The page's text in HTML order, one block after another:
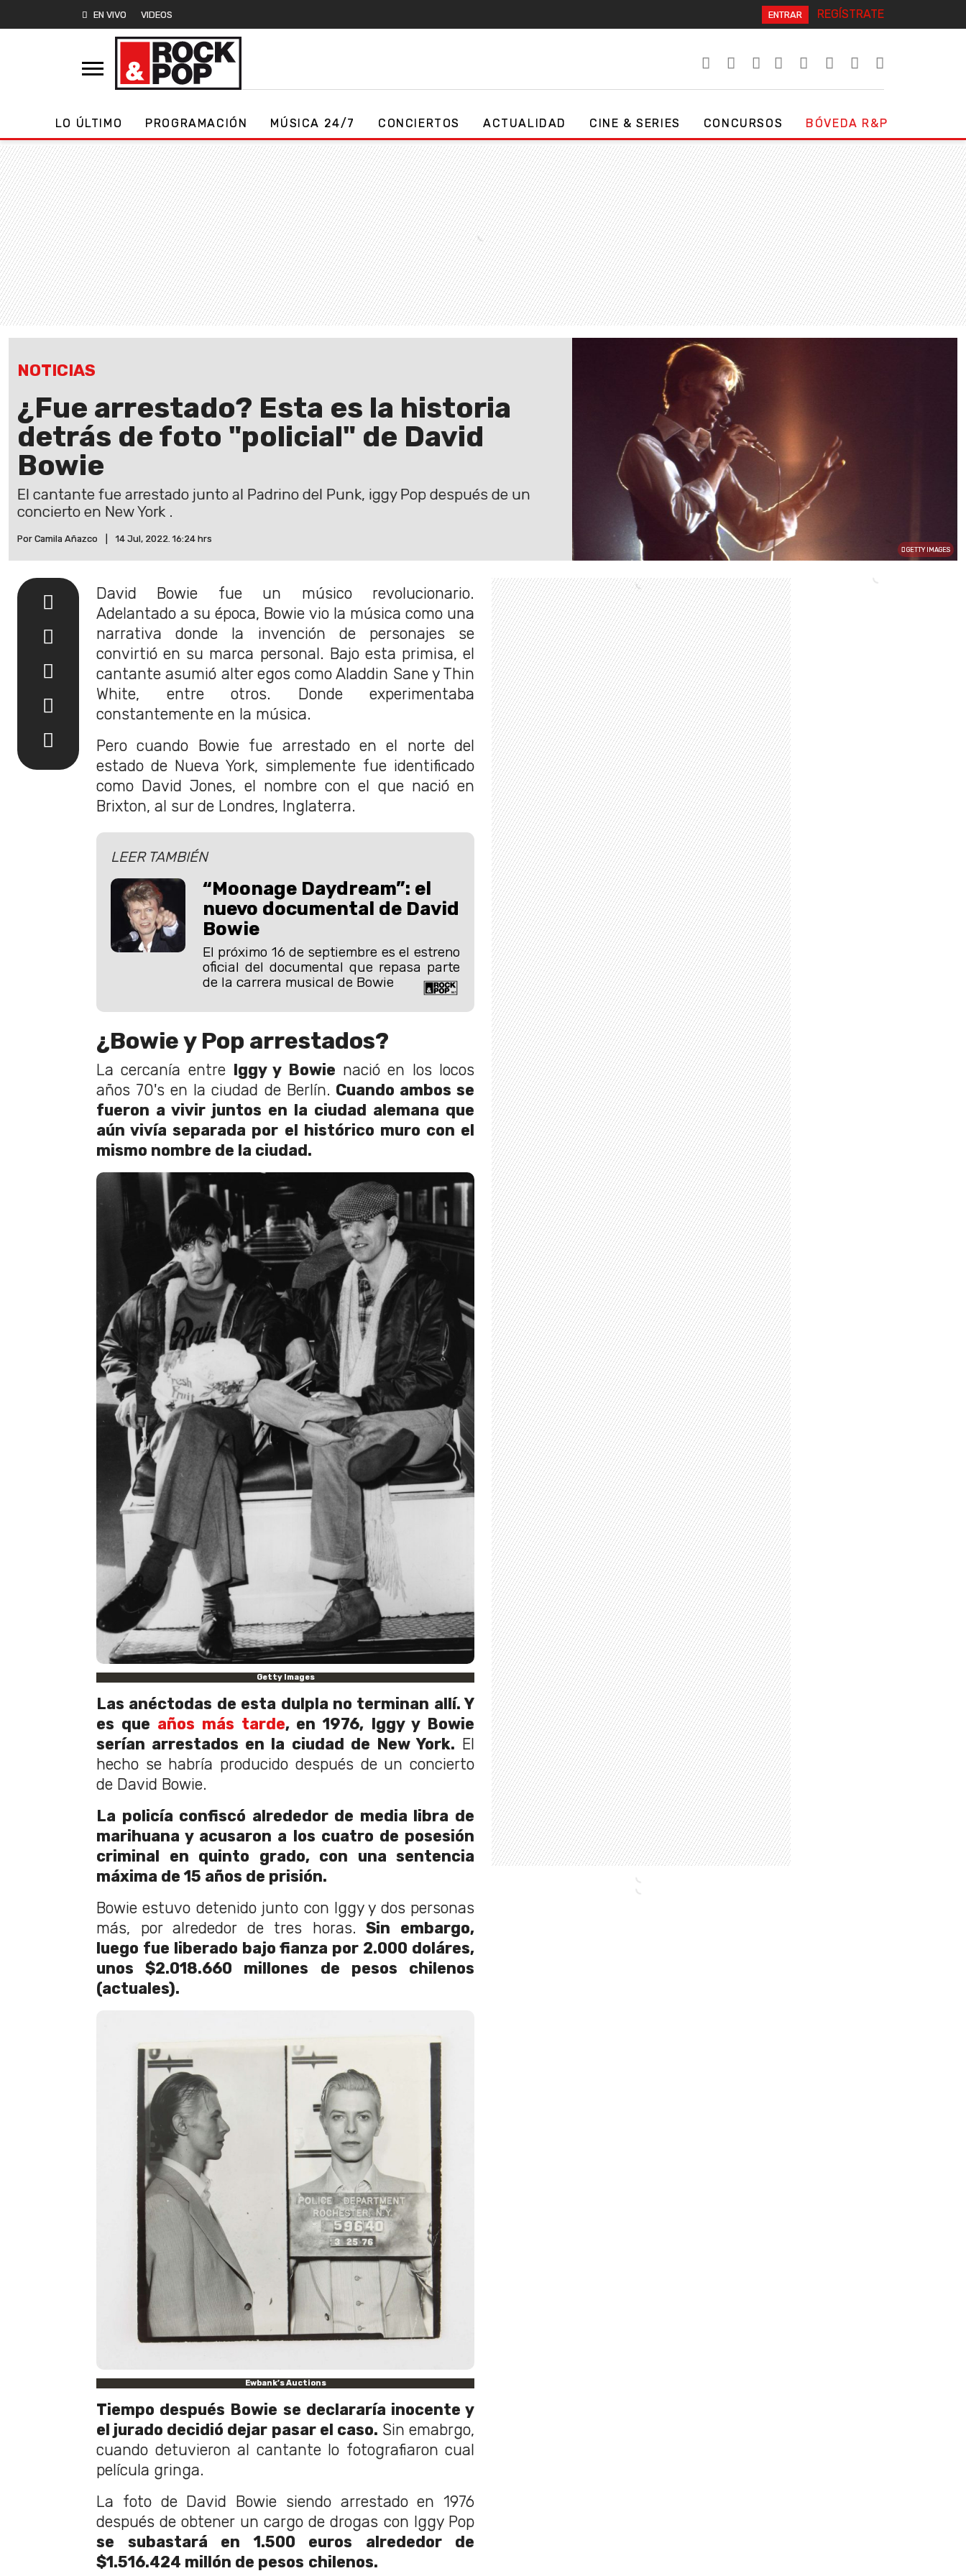
EN VIVO VIDEOS ENTRAR REGÍSTRATE
LO ÚLTIMO PROGRAMACIÓN MÚSICA 24/7 CONCIERTOS ACTUALIDAD CINE & SERIES CONCURSOS BÓVEDA R&P
NOTICIAS
¿Fue arrestado? Esta es la historia
detrás de foto "policial" de David
Bowie
El cantante fue arrestado junto al Padrino del Punk, iggy Pop después de un
concierto en New York .
Por Camila Añazco 14 Jul, 2022. 16:24 hrs
GETTY IMAGES
David Bowie fue un músico revolucionario.
Adelantado a su época, Bowie vio la música como una
narrativa donde la invención de personajes se
convirtió en su marca personal. Bajo esta primisa, el
cantante asumió alter egos como Aladdin Sane y Thin
White, entre otros. Donde experimentaba
constantemente en la música.
Pero cuando Bowie fue arrestado en el norte del
estado de Nueva York, simplemente fue identificado
como David Jones, el nombre con el que nació en
Brixton, al sur de Londres, Inglaterra.
LEER TAMBIÉN
“Moonage Daydream”: el
nuevo documental de David
Bowie
El próximo 16 de septiembre es el estreno
oficial del documental que repasa parte
de la carrera musical de Bowie
¿Bowie y Pop arrestados?
La cercanía entre Iggy y Bowie nació en los locos
años 70's en la ciudad de Berlín. Cuando ambos se
fueron a vivir juntos en la ciudad alemana que
aún vivía separada por el histórico muro con el
mismo nombre de la ciudad.
Getty Images
Las anéctodas de esta dulpla no terminan allí. Y
es que años más tarde, en 1976, Iggy y Bowie
serían arrestados en la ciudad de New York. El
hecho se habría producido después de un concierto
de David Bowie.
La policía confiscó alrededor de media libra de
marihuana y acusaron a los cuatro de posesión
criminal en quinto grado, con una sentencia
máxima de 15 años de prisión.
Bowie estuvo detenido junto con Iggy y dos personas
más, por alrededor de tres horas. Sin embargo,
luego fue liberado bajo fianza por 2.000 doláres,
unos $2.018.660 millones de pesos chilenos
(actuales).
Ewbank’s Auctions
Tiempo después Bowie se declararía inocente y
el jurado decidió dejar pasar el caso. Sin emabrgo,
cuando detuvieron al cantante lo fotografiaron cual
película gringa.
La foto de David Bowie siendo arrestado en 1976
después de obtener un cargo de drogas con Iggy Pop
se subastará en 1.500 euros alrededor de
$1.516.424 millón de pesos chilenos.